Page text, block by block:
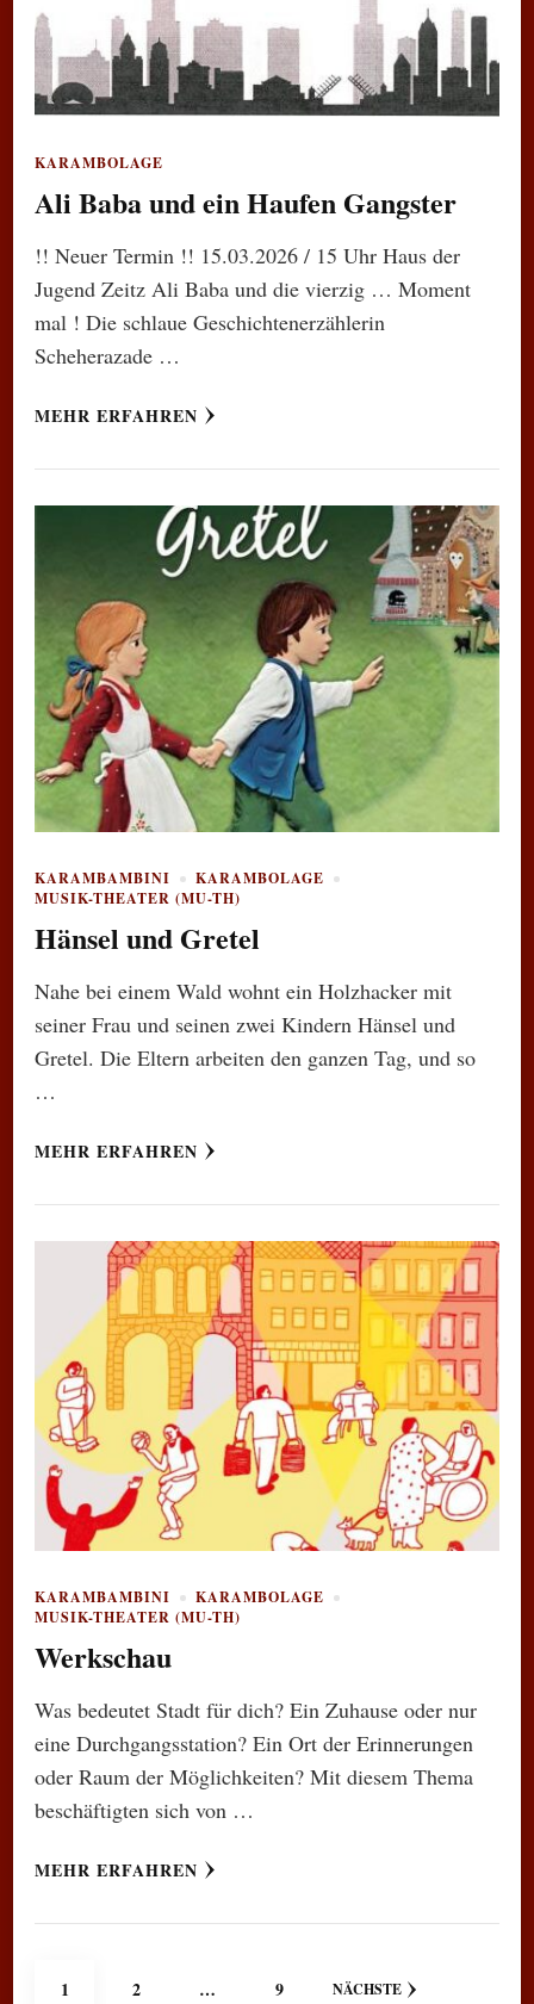
KARAMBOLAGE
Ali Baba und ein Haufen Gangster
!! Neuer Termin !! 15.03.2026 / 15 Uhr Haus der
Jugend Zeitz Ali Baba und die vierzig … Moment
mal ! Die schlaue Geschichtenerzählerin
Scheherazade …
MEHR ERFAHREN
KARAMBAMBINI
KARAMBOLAGE
MUSIK-THEATER (MU-TH)
Hänsel und Gretel
Nahe bei einem Wald wohnt ein Holzhacker mit
seiner Frau und seinen zwei Kindern Hänsel und
Gretel. Die Eltern arbeiten den ganzen Tag, und so
…
MEHR ERFAHREN
KARAMBAMBINI
KARAMBOLAGE
MUSIK-THEATER (MU-TH)
Werkschau
Was bedeutet Stadt für dich? Ein Zuhause oder nur
eine Durchgangsstation? Ein Ort der Erinnerungen
oder Raum der Möglichkeiten? Mit diesem Thema
beschäftigten sich von …
MEHR ERFAHREN
Seitennummerierung
SEITE
1 SEITE
2 … SEITE
9 NÄCHSTE